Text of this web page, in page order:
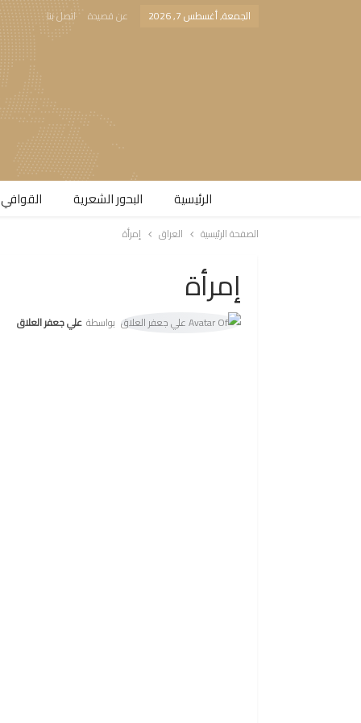
الجمعة, أغسطس 7, 2026 عن قصيدة اتصل بنا
الرئيسية البحور الشعرية​
الصفحة الرئيسية العراق إمرأة
إمرأة
بواسطة علي جعفر العلاق